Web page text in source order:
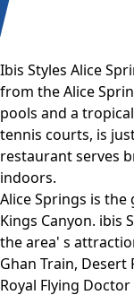
Ibis Styles Alice
from the Alice
pools and a
tennis courts, is
restaurant serves
indoors.
Alice Springs is the
Kings Canyon. ibis
the area' s
Ghan Train, Desert
Royal Flying